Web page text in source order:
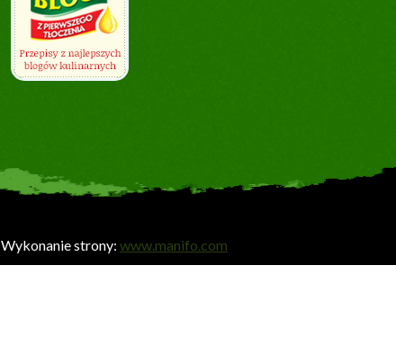
Wykonanie strony: www.manifo.com